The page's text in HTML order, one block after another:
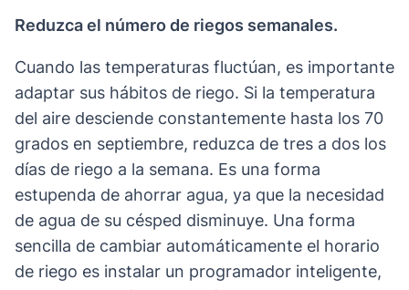
Reduzca el número de riegos semanales.
Cuando las temperaturas fluctúan, es importante
adaptar sus hábitos de riego. Si la temperatura
del aire desciende constantemente hasta los 70
grados en septiembre, reduzca de tres a dos los
días de riego a la semana. Es una forma
estupenda de ahorrar agua, ya que la necesidad
de agua de su césped disminuye. Una forma
sencilla de cambiar automáticamente el horario
de riego es instalar un programador inteligente,